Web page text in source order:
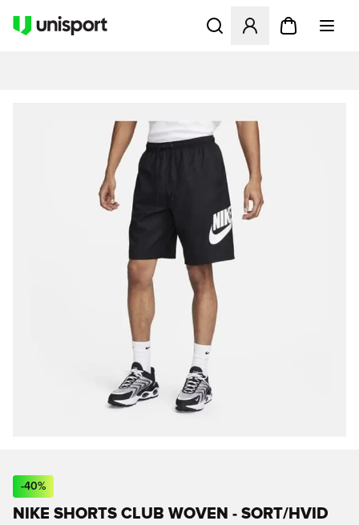
Åbner en Modal til at
-40%
NIKE SHORTS CLUB WOVEN - SORT/HVID